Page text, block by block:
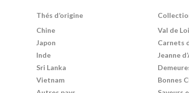
Thés d’origine
Chine
Japon
Inde
Sri Lanka
Vietnam
Val de
Carnets
Jeanne
Bonnes